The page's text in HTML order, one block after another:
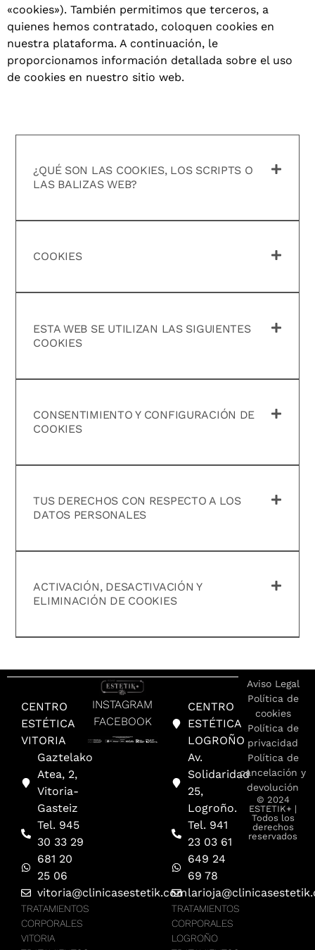
«cookies»). También permitimos que terceros, a
quienes hemos contratado, coloquen cookies en
nuestra plataforma. A continuación, le
proporcionamos información detallada sobre el uso
de cookies en nuestro sitio web.
¿QUÉ SON LAS COOKIES, LOS SCRIPTS O
LAS BALIZAS WEB?
COOKIES
ESTA WEB SE UTILIZAN LAS SIGUIENTES
COOKIES
CONSENTIMIENTO Y CONFIGURACIÓN DE
COOKIES
TUS DERECHOS CON RESPECTO A LOS
DATOS PERSONALES
ACTIVACIÓN, DESACTIVACIÓN Y
ELIMINACIÓN DE COOKIES
CENTRO
ESTÉTICA
VITORIA
Gaztelako
Atea, 2,
Vitoria-
Gasteiz
Tel. 945
30 33 29
681 20
25 06
vitoria@clinicasestetik.com
TRATAMIENTOS
CORPORALES
VITORIA
INSTAGRAM
FACEBOOK
CENTRO
ESTÉTICA
LOGROÑO
Av.
Solidaridad
25,
Logroño.
Tel. 941
23 03 61
649 24
69 78
TRATAMIENTOS
CORPORALES
LOGROÑO
Aviso Legal
Política de
cookies
Política de
privacidad
Política de
cancelación y
devolución
© 2024
ESTETIK+ |
Todos los
derechos
reservados